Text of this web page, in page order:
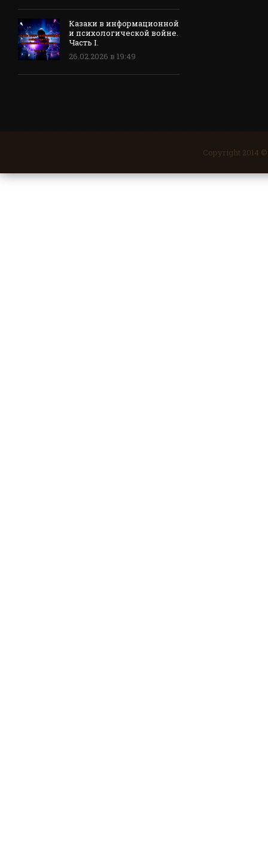
Казаки в информационной
и психологической войне.
Часть I.
26.02.2026 в 19:49
Copyright 2014